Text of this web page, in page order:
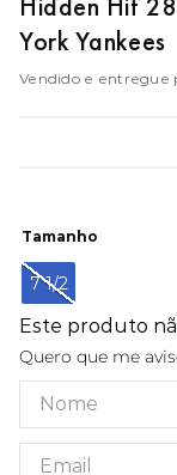
York Yankees
Vendido e entregue
Tamanho
7 1/2
Este produto
Quero que me
9º mochila oakley
10º moletom